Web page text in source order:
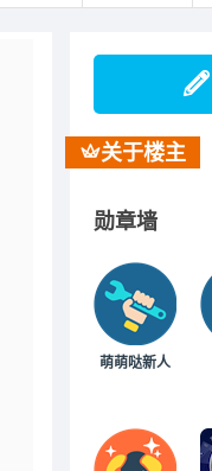
关于楼主
勋章墙
萌萌哒新人